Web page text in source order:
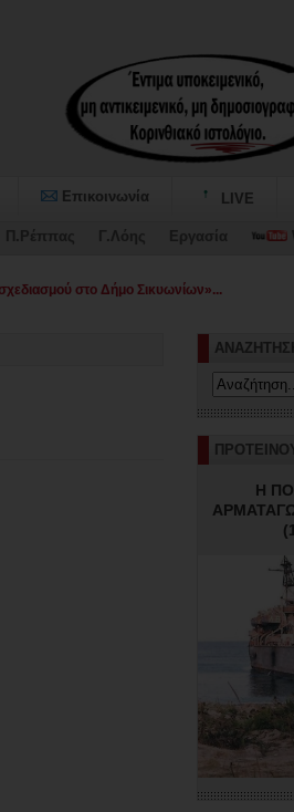
Επικοινωνία LIVE
Π.Ρέππας Γ.Λόης Εργασία
στο Δήμο Σικυωνίων»...
Η